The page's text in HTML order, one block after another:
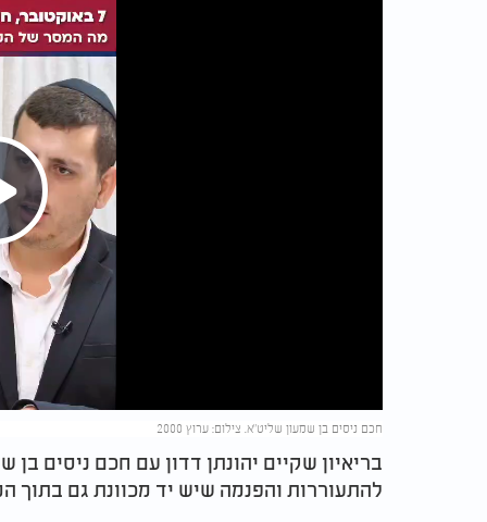
חכם ניסים בן שמעון שליט"א. צילום: ערוץ 2000
בריאיון שקיים יהונתן דדון עם חכם ניסים
להתעוררות והפנמה שיש יד מכוונת גם בתוך